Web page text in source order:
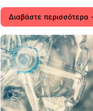
Διαβάστε περισσότερα